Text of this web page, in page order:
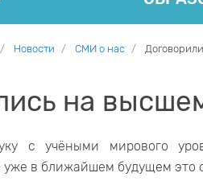
Новости СМИ о нас
на
с учёными мирового
в ближайшем будущем это